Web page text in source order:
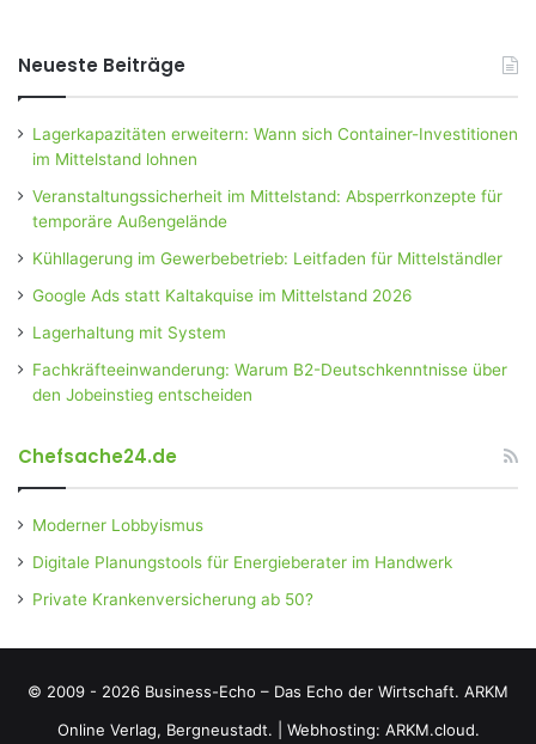
Neueste Beiträge
Lagerkapazitäten erweitern: Wann sich Container-Investitionen
im Mittelstand lohnen
Veranstaltungssicherheit im Mittelstand: Absperrkonzepte für
temporäre Außengelände
Kühllagerung im Gewerbebetrieb: Leitfaden für Mittelständler
Google Ads statt Kaltakquise im Mittelstand 2026
Lagerhaltung mit System
Fachkräfteeinwanderung: Warum B2-Deutschkenntnisse über
den Jobeinstieg entscheiden
Chefsache24.de
Moderner Lobbyismus
Digitale Planungstools für Energieberater im Handwerk
Private Krankenversicherung ab 50?
© 2009 - 2026 Business-Echo – Das Echo der Wirtschaft. ARKM
Online Verlag, Bergneustadt.
Webhosting: ARKM.cloud.